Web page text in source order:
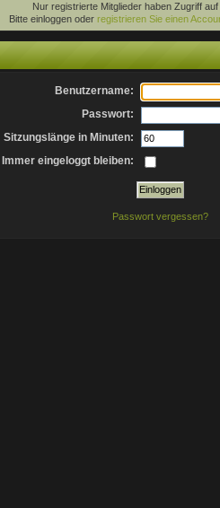
Nur registrierte Mitglieder haben Zugriff
Bitte einloggen oder registrieren Sie einen
Benutzername:
Passwort:
Sitzungslänge in Minuten:
Immer eingeloggt bleiben:
Passwort vergessen?